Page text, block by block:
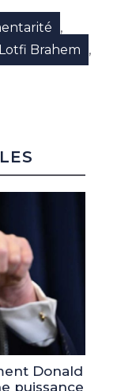
,
Lotfi Brahem ,
Donald
puissance